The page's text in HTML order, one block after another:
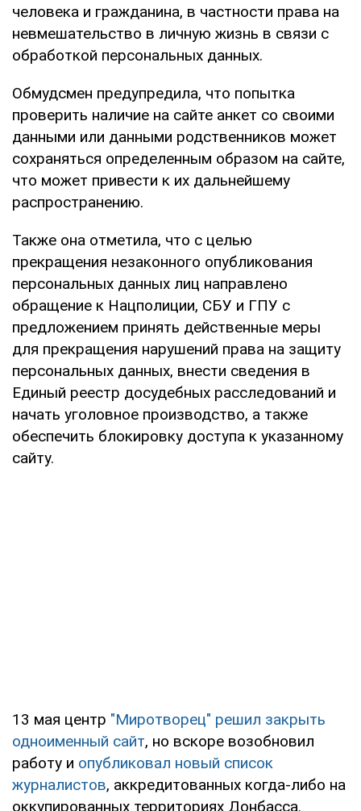
человека и гражданина, в частности права на
невмешательство в личную жизнь в связи с
обработкой персональных данных.
Обмудсмен предупредила, что попытка
проверить наличие на сайте анкет со своими
данными или данными родственников может
сохраняться определенным образом на сайте,
что может привести к их дальнейшему
распространению.
Также она отметила, что с целью
прекращения незаконного опубликования
персональных данных лиц направлено
обращение к Нацполиции, СБУ и ГПУ с
предложением принять действенные меры
для прекращения нарушений права на защиту
персональных данных, внести сведения в
Единый реестр досудебных расследований и
начать уголовное производство, а также
обеспечить блокировку доступа к указанному
сайту.
13 мая центр "Миротворец" решил закрыть
одноименный сайт, но вскоре возобновил
работу и опубликовал новый список
журналистов, аккредитованных когда-либо на
оккупированных территориях Донбасса.